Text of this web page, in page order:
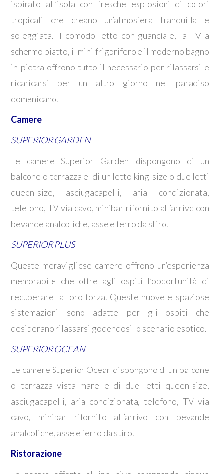
ispirato all’isola con fresche esplosioni di colori
tropicali che creano un’atmosfera tranquilla e
soleggiata. Il comodo letto con guanciale, la TV a
schermo piatto, il mini frigorifero e il moderno bagno
in pietra offrono tutto il necessario per rilassarsi e
ricaricarsi per un altro giorno nel paradiso
domenicano.
Camere
SUPERIOR GARDEN
Le camere Superior Garden dispongono di un
balcone o terrazza e di un letto king-size o due letti
queen-size, asciugacapelli, aria condizionata,
telefono, TV via cavo, minibar rifornito all’arrivo con
bevande analcoliche, asse e ferro da stiro.
SUPERIOR PLUS
Queste meravigliose camere offrono un’esperienza
memorabile che offre agli ospiti l’opportunità di
recuperare la loro forza. Queste nuove e spaziose
sistemazioni sono adatte per gli ospiti che
desiderano rilassarsi godendosi lo scenario esotico.
SUPERIOR OCEAN
Le camere Superior Ocean dispongono di un balcone
o terrazza vista mare e di due letti queen-size,
asciugacapelli, aria condizionata, telefono, TV via
cavo, minibar rifornito all’arrivo con bevande
analcoliche, asse e ferro da stiro.
Ristorazione